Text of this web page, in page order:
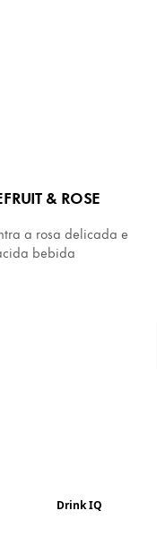
& ROSE
a rosa delicada e
bebida
Drink IQ